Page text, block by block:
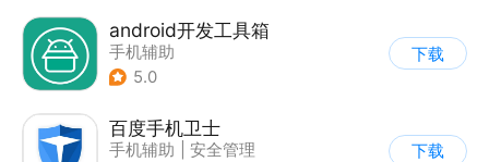
android开发工具箱
手机辅助
5.0
下载
百度手机卫士
手机辅助
安全管理
下载